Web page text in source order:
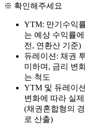
※ 확인해주세요
YTM: 만기수익
는 예상 수익률
전, 연환산 기준)
듀레이션: 채권
미하며, 금리 변
는 척도
YTM 및 듀레이
변화에 따라 실
(채권혼합형의
로 산출)